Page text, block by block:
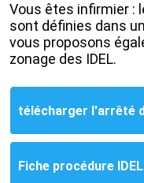
Vous êtes infirmier :
sont définies dans
vous proposons
zonage des IDEL.
télécharger l'arrêté
Fiche procédure IDEL